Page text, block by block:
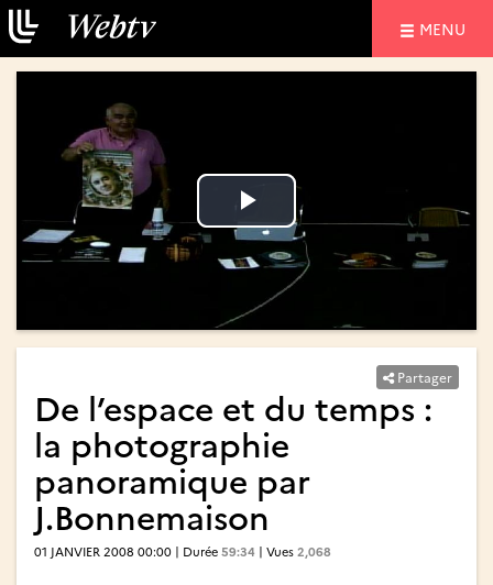
MENU
Lire
la
vidéo
Lire
la
vidéo
Partager
De l’espace et du temps :
la photographie
panoramique par
J.Bonnemaison
01 JANVIER 2008 00:00 | Durée 59:34 | Vues 2,068